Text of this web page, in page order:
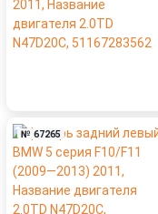
№ 67265